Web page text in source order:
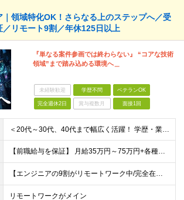
｜領域特化OK！さらなる上のステップへ／受
リモート9割／年休125日以上
『単なる案件参画では終わらない』 “コアな技術
領域”まで踏み込める環境へ＿
未経験歓迎 学歴不問 ベテランOK
完全週休2日 賞与複数月 面接1回
＜20代～30代、40代まで幅広く活躍！ 学歴・業界・領域不問＞ インフラエンジニアとして下記いずれかの経験がある方 ■設計・構築の経験（サーバ、ネットワーク、クラウド、セキュリティ、データベース）
【前職給与を保証】 月給35万円～75万円+各種手当+決算賞与 ★資格手当や資格取得報奨金、役職手当など待遇、福利厚生が充実！ ★1年で年収100万円以上アップした社員も在籍！ ※経験・スキルを考
【エンジニアの9割がリモートワーク中/完全在宅ワークで働くメンバーも◎】 現在、エンジニアの約9割がリモートワークを実施。 そのうち約3割がフルリモートで勤務しており、地方在住のメンバーも活躍していま
リモートワークがメイン